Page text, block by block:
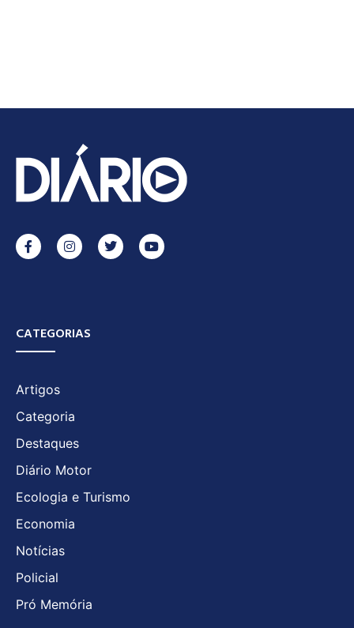
CATEGORIAS
Artigos
Categoria
Destaques
Diário Motor
Ecologia e Turismo
Economia
Notícias
Policial
Pró Memória